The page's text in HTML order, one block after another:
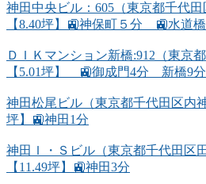
神田中央ビル：605（東京都千代田
【8.40坪】🚉神保町５分 🚉水道
ＤＩＫマンション新橋:912（東京
【5.01坪】 🚉御成門4分 新橋9
神田松尾ビル（東京都千代田区内
坪】🚉神田1分
神田Ｉ・Ｓビル（東京都千代田区
【11.49坪】🚉神田3分